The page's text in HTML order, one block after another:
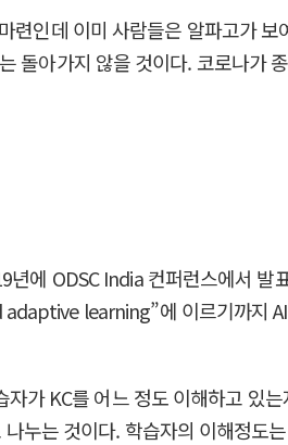
인데 이미 사람들은 알파고가 보
돌아가지 않을 것이다. 코로나가
에 ODSC India 컨퍼런스에서 발
learning”에 이르기까지
가 KC를 어느 정도 이해하고 있는
누는 것이다. 학습자의 이해정도